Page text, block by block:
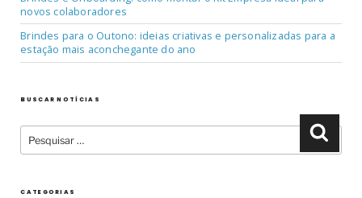
novos colaboradores
Brindes para o Outono: ideias criativas e personalizadas para a
estação mais aconchegante do ano
BUSCAR NOTÍCIAS
CATEGORIAS